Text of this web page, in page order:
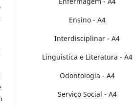
Ensino - A4
Interdisciplinar - A4
Linguistica e Literatura - A4
Odontologia - A4
Serviço Social - A4